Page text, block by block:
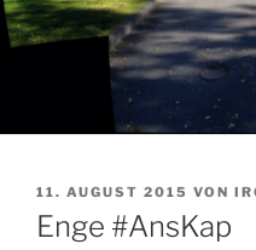
VERÖFFENTLICHT
AM
11. AUGUST 2015 VON
Enge #AnsKap